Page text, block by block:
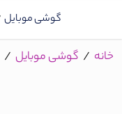
گوشی موبایل
خانه / گوشی موبایل /